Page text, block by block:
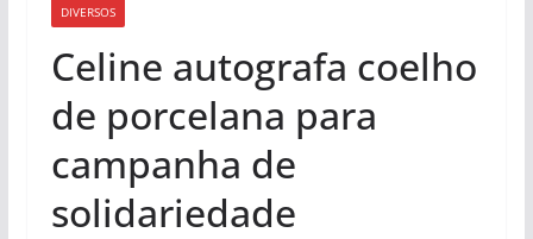
DIVERSOS
Celine autografa coelho
de porcelana para
campanha de
solidariedade